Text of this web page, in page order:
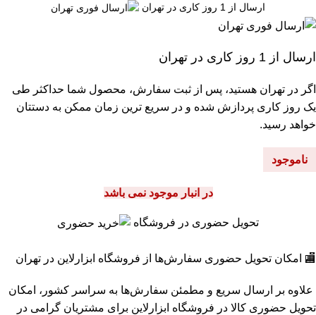
ارسال از 1 روز کاری در تهران
ارسال از 1 روز کاری در تهران
اگر در تهران هستید، پس از ثبت سفارش، محصول شما حداکثر طی
یک روز کاری پردازش شده و در سریع ترین زمان ممکن به دستتان
خواهد رسید.
ناموجود
در انبار موجود نمی باشد
تحویل حضوری در فروشگاه
🏬 امکان تحویل حضوری سفارش‌ها از فروشگاه ابزارلاین در تهران
علاوه بر ارسال سریع و مطمئن سفارش‌ها به سراسر کشور، امکان
تحویل حضوری کالا در فروشگاه ابزارلاین برای مشتریان گرامی در